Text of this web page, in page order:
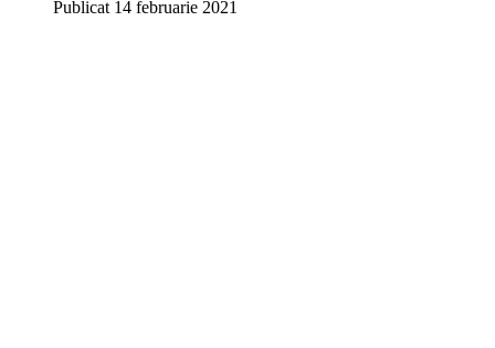
Publicat 14 februarie 2021